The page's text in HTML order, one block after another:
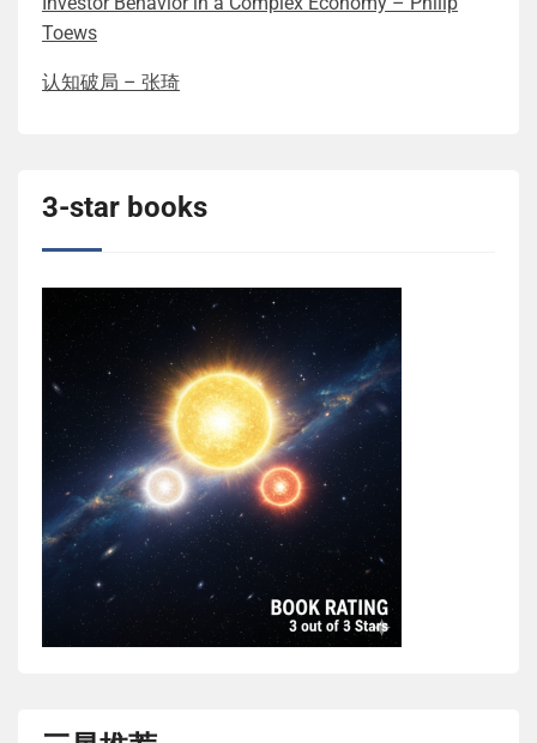
Investor Behavior in a Complex Economy – Philip